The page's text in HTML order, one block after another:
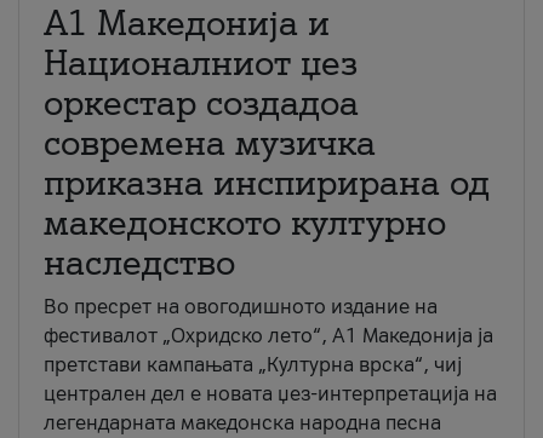
А1 Македонија и
Националниот џез
оркестар создадоа
современа музичка
приказна инспирирана од
македонското културно
наследство
Во пресрет на овогодишното издание на
фестивалот „Охридско лето“, А1 Македонија ја
претстави кампањата „Културна врска“, чиј
централен дел е новата џез-интерпретација на
легендарната македонска народна песна